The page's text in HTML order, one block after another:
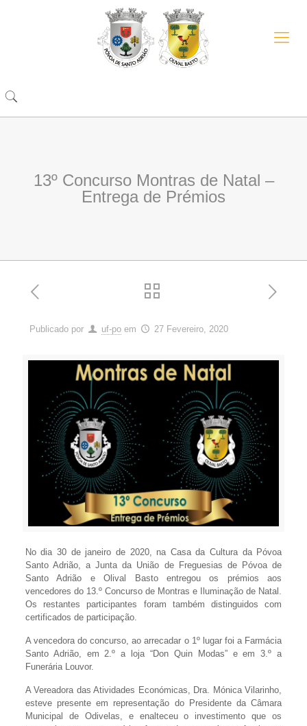
13º Concurso Montras de Natal –
Entrega de Prémios
Publicado por uf-po em 27 Fevereiro, 2020
No dia 30 de janeiro de 2020, na Casa da Cultura da Póvoa
Santo Adrião, a Junta da União de Freguesias de Póvoa de
Santo Adrião e Olival Basto entregou os prémios aos
vencedores do 13.º Concurso de Montras e Iluminação de Natal.
Os restantes participantes foram também distinguidos com
certificados de participação.
A vencedora do concurso, ao arrecadar o 1º lugar foi a Farmácia
Santo Adrião, em 2.º a loja “Don Quin Modas” e em 3.º a
Funerária Louvor.
A Vereadora das Atividades Económicas, Dra. Mónica Vilarinho,
esteve presente em representação do Presidente da Câmara
Municipal de Odivelas, e enalteceu o investimento que os